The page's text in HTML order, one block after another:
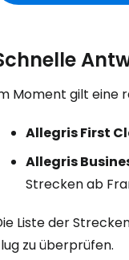
Moment gilt eine
Allegris First
Allegris
Strecken ab
Liste der
zu überprüfen.